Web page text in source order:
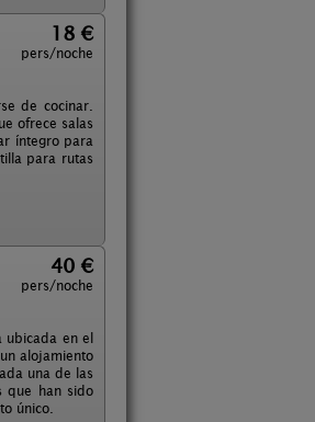
18 €
pers/noche
de cocinar.
ofrece salas
íntegro para
para rutas
40 €
pers/noche
ubicada en el
alojamiento
una de las
que han sido
único.